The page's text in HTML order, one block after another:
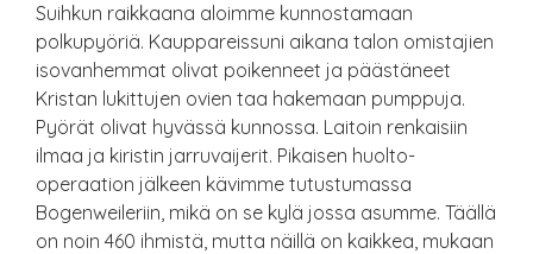
Suihkun raikkaana aloimme kunnostamaan
polkupyöriä. Kauppareissuni aikana talon omistajien
isovanhemmat olivat poikenneet ja päästäneet
Kristan lukittujen ovien taa hakemaan pumppuja.
Pyörät olivat hyvässä kunnossa. Laitoin renkaisiin
ilmaa ja kiristin jarruvaijerit. Pikaisen huolto-
operaation jälkeen kävimme tutustumassa
Bogenweileriin, mikä on se kylä jossa asumme. Täällä
on noin 460 ihmistä, mutta näillä on kaikkea, mukaan